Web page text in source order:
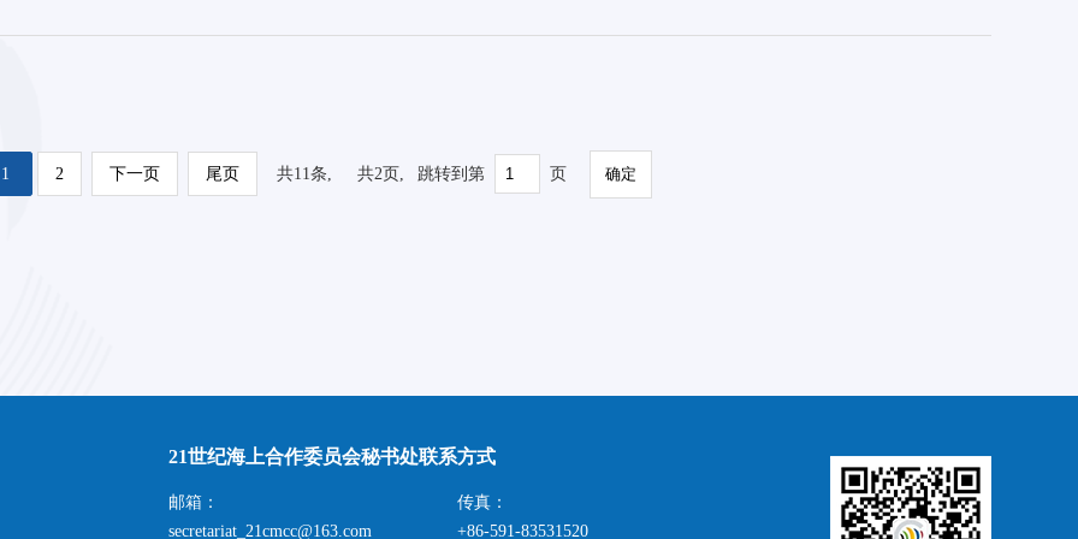
1 2 下一页 尾页 共11条, 共2页, 跳转到第 页 确定
21世纪海上合作委员会秘书处联系方式
邮箱：
secretariat_21cmcc@163.com
传真：
+86-591-83531520